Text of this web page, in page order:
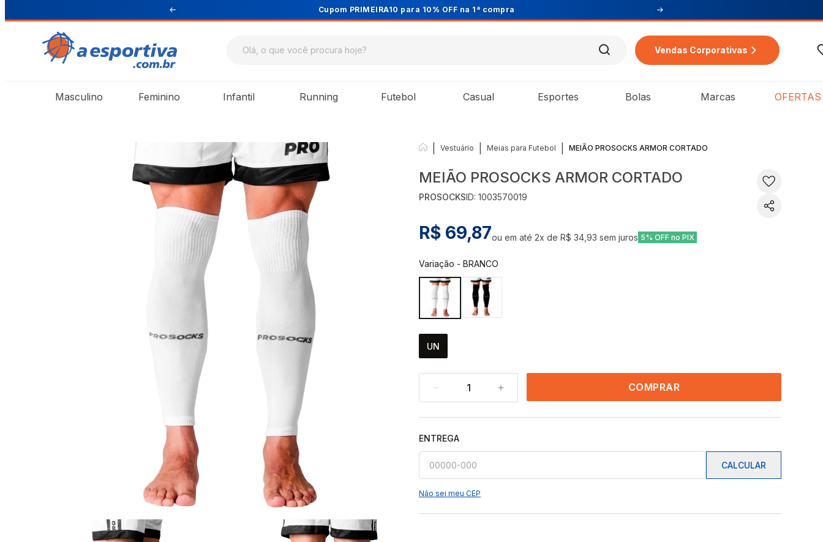
Cupom PRIMEIRA10 para 10% OFF na 1ª compra
Vendas Corporativas
Masculino Feminino Infantil Running Futebol Casual Esportes Bolas Marcas OFERTAS
Vestuário Meias para Futebol MEIÃO PROSOCKS ARMOR CORTADO
MEIÃO PROSOCKS ARMOR CORTADO
PROSOCKSID:1003570019
R$ 69,87ou em até 2x deR$ 34,93 sem juros 5% OFF no PIX
Variação -BRANCO
UN
1 COMPRAR
ENTREGA
CALCULAR
Não sei meu CEP